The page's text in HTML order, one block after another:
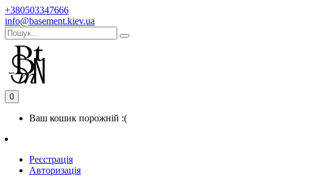
+380503347666
info@basement.kiev.ua
0
Ваш кошик порожній :(
Реєстрація
Авторизація